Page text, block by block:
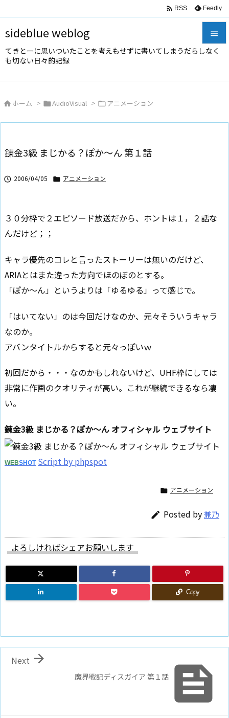
sideblue weblog
てきとーに思いついたことを考えもせずに書いてしまうだらしなく
も切ない日々的記録



 RSS Feedly
 ホーム > AudioVisual > アニメーション
錬金3級 まじかる？ぽか～ん 第１話
 2006/04/05  アニメーション
３０分枠で２エピソード放送だから、ホントは１，２話な
んだけど；；
キャラ優先のコレと言ったストーリーは無いのだけど、
ARIAとはまた違った方向でほのぼのとする。
「ぽか～ん」というよりは「ゆるゆる」って感じで。
「はいてない」のは今回だけなのか、元々そういうキャラ
なのか。
アバンタイトルからすると元々っぽいｗ
初回だから・・・なのかもしれないけど、UHF枠にしては
非常に作画のクオリティが高い。これが継続できるなら凄
い。
錬金3級 まじかる？ぽか～ん オフィシャル ウェブサイト
WEBSHOT Script by phpspot
 アニメーション
 Posted by兼乃
よろしければシェアお願いします
Copy

魔界戦記ディスガイア 第１話

Next